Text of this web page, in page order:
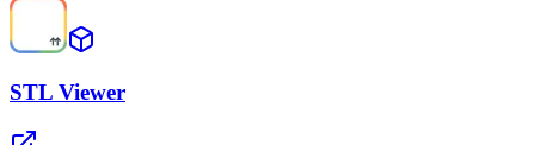
STL Viewer